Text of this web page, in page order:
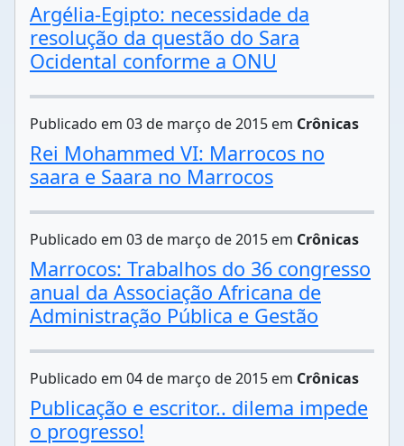
Argélia-Egipto: necessidade da
resolução da questão do Sara
Ocidental conforme a ONU
Publicado em 03 de março de 2015 em Crônicas
Rei Mohammed VI: Marrocos no
saara e Saara no Marrocos
Publicado em 03 de março de 2015 em Crônicas
Marrocos: Trabalhos do 36 congresso
anual da Associação Africana de
Administração Pública e Gestão
Publicado em 04 de março de 2015 em Crônicas
Publicação e escritor.. dilema impede
o progresso!